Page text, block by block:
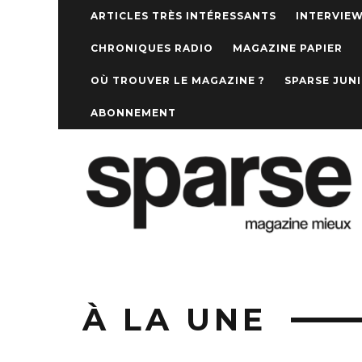
ARTICLES TRÈS INTÉRESSANTS
CHRONIQUES RADIO MAGAZINE PAPIER
OÙ TROUVER LE MAGAZINE ? SPARSE
ABONNEMENT
À LA UNE